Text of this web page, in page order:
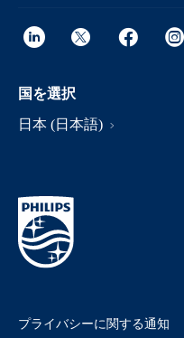
国を選択
日本 (日本語)
プライバシーに関する通知